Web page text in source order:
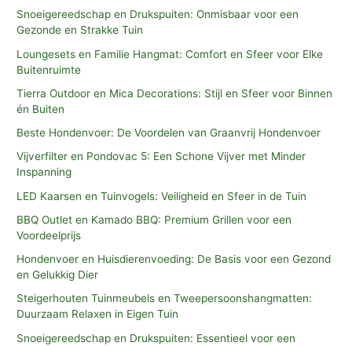
Snoeigereedschap en Drukspuiten: Onmisbaar voor een
Gezonde en Strakke Tuin
Loungesets en Familie Hangmat: Comfort en Sfeer voor Elke
Buitenruimte
Tierra Outdoor en Mica Decorations: Stijl en Sfeer voor Binnen
én Buiten
Beste Hondenvoer: De Voordelen van Graanvrij Hondenvoer
Vijverfilter en Pondovac 5: Een Schone Vijver met Minder
Inspanning
LED Kaarsen en Tuinvogels: Veiligheid en Sfeer in de Tuin
BBQ Outlet en Kamado BBQ: Premium Grillen voor een
Voordeelprijs
Hondenvoer en Huisdierenvoeding: De Basis voor een Gezond
en Gelukkig Dier
Steigerhouten Tuinmeubels en Tweepersoonshangmatten:
Duurzaam Relaxen in Eigen Tuin
Snoeigereedschap en Drukspuiten: Essentieel voor een